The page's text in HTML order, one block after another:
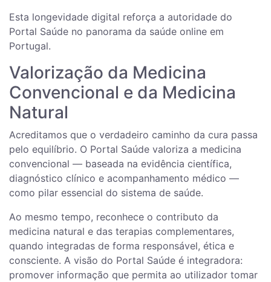
Esta longevidade digital reforça a autoridade do
Portal Saúde no panorama da saúde online em
Portugal.
Valorização da Medicina
Convencional e da Medicina
Natural
Acreditamos que o verdadeiro caminho da cura passa
pelo equilíbrio. O Portal Saúde valoriza a medicina
convencional — baseada na evidência científica,
diagnóstico clínico e acompanhamento médico —
como pilar essencial do sistema de saúde.
Ao mesmo tempo, reconhece o contributo da
medicina natural e das terapias complementares,
quando integradas de forma responsável, ética e
consciente. A visão do Portal Saúde é integradora:
promover informação que permita ao utilizador tomar